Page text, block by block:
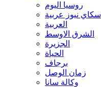
روسیا الیوم
سكاي نيوز عربية
العربية
الشرق الاوسط
الجزيرة
الحیاة
برجاف
زمان الوصل
وکالة سانا